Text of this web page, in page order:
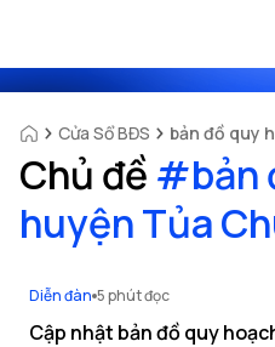
Cửa Sổ BĐS bản đồ quy
Chủ đề #bản
huyện Tủa
Diễn đàn 5 phút đọc
Cập nhật bản đồ quy